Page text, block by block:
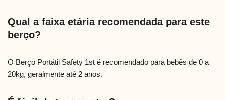
Qual a faixa etária recomendada para este
berço?
O Berço Portátil Safety 1st é recomendado para bebês de 0 a
20kg, geralmente até 2 anos.